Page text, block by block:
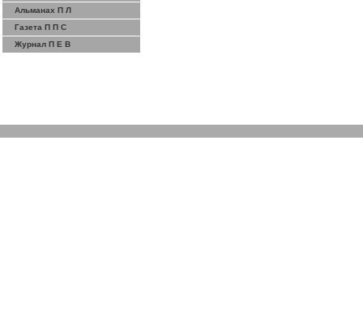
Альманах П Л
Газета П П С
Журнал П Е В